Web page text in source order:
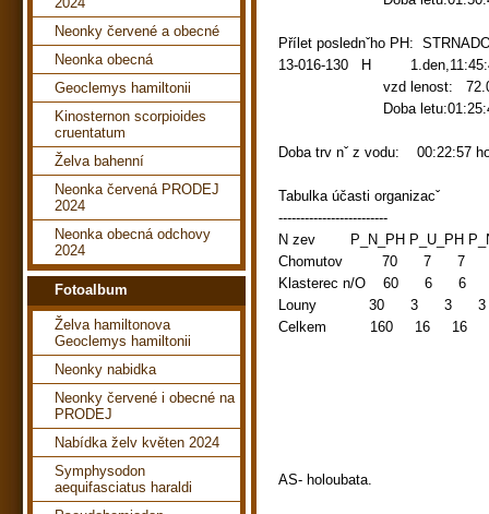
Přílet poslednˇho PH:
13-016-130 H
vzd lenost: 72.05km
Doba letu:01:25:46
Doba trv nˇ z vodu: 00:22:57
Tabulka účasti
-------------------------
N zev P_N_PH P_U_PH
Chomutov 70 7 7 7
Klasterec n/O 60 6 6
Louny 30 3 3 3
Celkem 160 16 16
AS- holoubata.
Neonky červené a obecné
Neonka obecná
Geoclemys hamiltonii
Kinosternon scorpioides
cruentatum
Želva bahenní
Neonka červená PRODEJ
2024
Neonka obecná odchovy
2024
Fotoalbum
Želva hamiltonova
Geoclemys hamiltonii
Neonky nabidka
Neonky červené i obecné na
PRODEJ
Nabídka želv květen 2024
Symphysodon
aequifasciatus haraldi